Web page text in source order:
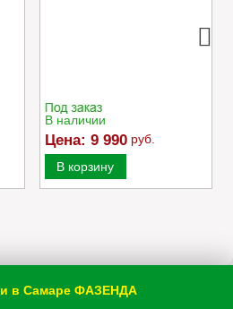
В наличии
Цена: 9 990 руб.
В корзину
в Самаре ФАЗЕНДА